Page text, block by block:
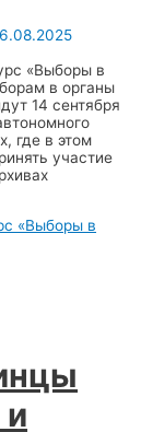
«Выборы в
в органы
14 сентября
где в этом
участие
«Выборы в